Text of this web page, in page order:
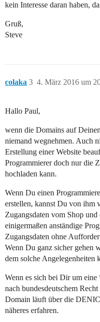
kein Interesse daran haben,
Gruß,
Steve
colaka 4. März 2016 um
3
Hallo Paul,
wenn die Domains auf
niemand wegnehmen. Auch
Erstellung einer Website
Programmierer doch nur die
hochladen kann.
Wenn Du einen
erstellen, kannst Du von ihm
Zugangsdaten vom Shop
einigermaßen anständige
Zugangsdaten ohne
Wenn Du ganz sicher gehen
dem solche Angelegenheiten
Wenn es sich bei Dir um
nach bundesdeutschem
Domain läuft über die
näheres erfahren.